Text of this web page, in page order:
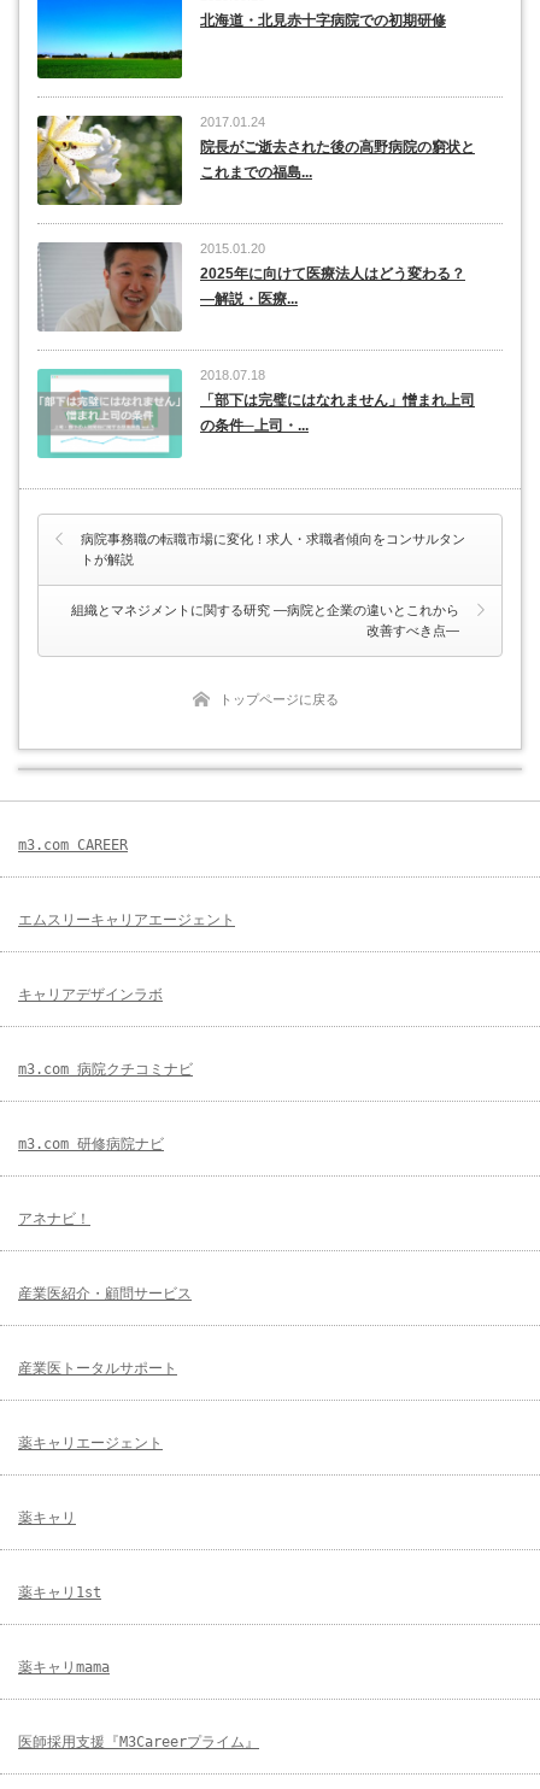
北海道・北見赤十字病院での初期研修
2017.01.24
院長がご逝去された後の高野病院の窮状と
これまでの福島...
2015.01.20
2025年に向けて医療法人はどう変わる？
―解説・医療...
2018.07.18
「部下は完璧にはなれません」憎まれ上司
の条件─上司・...
病院事務職の転職市場に変化！求人・求職者傾向をコンサルタン
トが解説
組織とマネジメントに関する研究 ―病院と企業の違いとこれから
改善すべき点―
トップページに戻る
m3.com CAREER
エムスリーキャリアエージェント
キャリアデザインラボ
m3.com 病院クチコミナビ
m3.com 研修病院ナビ
アネナビ！
産業医紹介・顧問サービス
産業医トータルサポート
薬キャリエージェント
薬キャリ
薬キャリ1st
薬キャリmama
医師採用支援『M3Careerプライム』